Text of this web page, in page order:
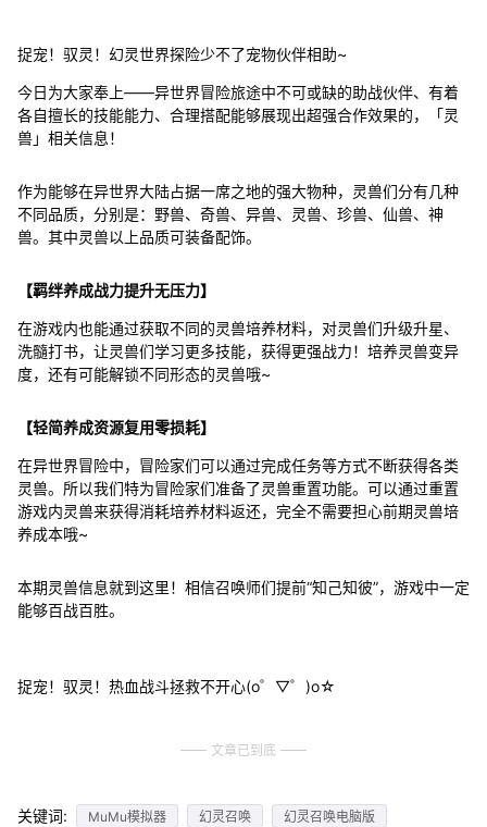
捉宠！驭灵！幻灵世界探险少不了宠物伙伴相助~
今日为大家奉上——异世界冒险旅途中不可或缺的助战伙伴、有着
各自擅长的技能能力、合理搭配能够展现出超强合作效果的，「灵
兽」相关信息！
作为能够在异世界大陆占据一席之地的强大物种，灵兽们分有几种
不同品质，分别是：野兽、奇兽、异兽、灵兽、珍兽、仙兽、神
兽。其中灵兽以上品质可装备配饰。
【羁绊养成战力提升无压力】
在游戏内也能通过获取不同的灵兽培养材料，对灵兽们升级升星、
洗髓打书，让灵兽们学习更多技能，获得更强战力！培养灵兽变异
度，还有可能解锁不同形态的灵兽哦~
【轻简养成资源复用零损耗】
在异世界冒险中，冒险家们可以通过完成任务等方式不断获得各类
灵兽。所以我们特为冒险家们准备了灵兽重置功能。可以通过重置
游戏内灵兽来获得消耗培养材料返还，完全不需要担心前期灵兽培
养成本哦~
本期灵兽信息就到这里！相信召唤师们提前“知己知彼”，游戏中一定
能够百战百胜。
捉宠！驭灵！热血战斗拯救不开心(o゜▽゜)o☆
文章已到底
关键词: MuMu模拟器 幻灵召唤
幻灵召唤电脑版